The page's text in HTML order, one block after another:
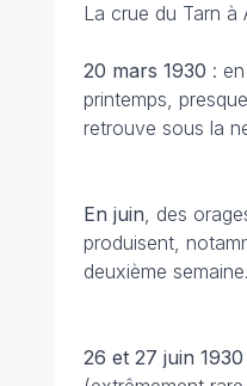
La crue du Tarn à
20 mars 1930 :
printemps,
retrouve sous la
En juin, des
produisent,
deuxième semaine.
26 et 27 juin 1930